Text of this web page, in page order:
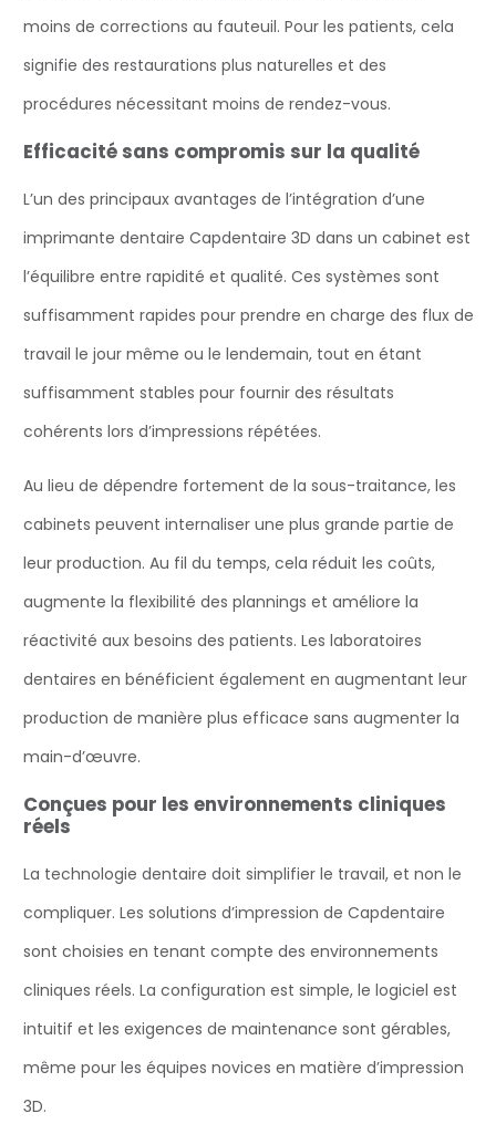
moins de corrections au fauteuil. Pour les patients, cela
signifie des restaurations plus naturelles et des
procédures nécessitant moins de rendez-vous.
Efficacité sans compromis sur la qualité
L’un des principaux avantages de l’intégration d’une
imprimante dentaire Capdentaire 3D dans un cabinet est
l’équilibre entre rapidité et qualité. Ces systèmes sont
suffisamment rapides pour prendre en charge des flux de
travail le jour même ou le lendemain, tout en étant
suffisamment stables pour fournir des résultats
cohérents lors d’impressions répétées.
Au lieu de dépendre fortement de la sous-traitance, les
cabinets peuvent internaliser une plus grande partie de
leur production. Au fil du temps, cela réduit les coûts,
augmente la flexibilité des plannings et améliore la
réactivité aux besoins des patients. Les laboratoires
dentaires en bénéficient également en augmentant leur
production de manière plus efficace sans augmenter la
main-d’œuvre.
Conçues pour les environnements cliniques
réels
La technologie dentaire doit simplifier le travail, et non le
compliquer. Les solutions d’impression de Capdentaire
sont choisies en tenant compte des environnements
cliniques réels. La configuration est simple, le logiciel est
intuitif et les exigences de maintenance sont gérables,
même pour les équipes novices en matière d’impression
3D.